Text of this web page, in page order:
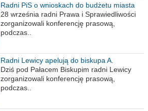
Radni PiS o wnioskach do budżetu miasta
na 2021 rok
28 września radni Prawa i Sprawiedliwości
zorganizowali konferencję prasową,
podczas..
Radni Lewicy apelują do biskupa A.
Wiesława Meringa
Dziś pod Pałacem Biskupim radni Lewicy
zorganizowali konferencję prasową,
podczas..